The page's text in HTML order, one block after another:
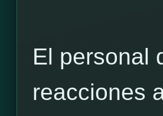
El personal
reacciones